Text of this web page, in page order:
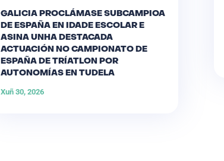
GALICIA PROCLÁMASE SUBCAMPIOA
DE ESPAÑA EN IDADE ESCOLAR E
ASINA UNHA DESTACADA
ACTUACIÓN NO CAMPIONATO DE
ESPAÑA DE TRÍATLON POR
AUTONOMÍAS EN TUDELA
Xuñ 30, 2026